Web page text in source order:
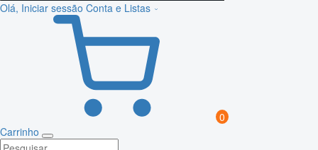
Olá, Iniciar sessão Conta e Listas
0
Carrinho